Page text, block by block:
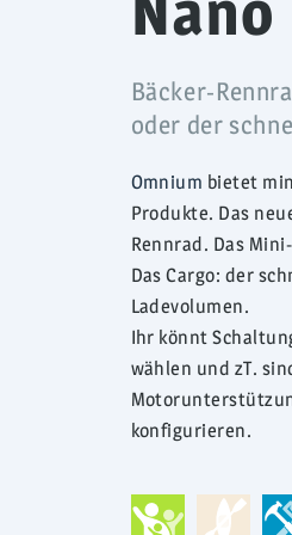
Bäcker-
oder der
Omnium bietet
Produkte. Das
Rennrad. Das
Das Cargo: der
Ladevolumen.
Ihr könnt
wählen und zT.
konfigurieren.